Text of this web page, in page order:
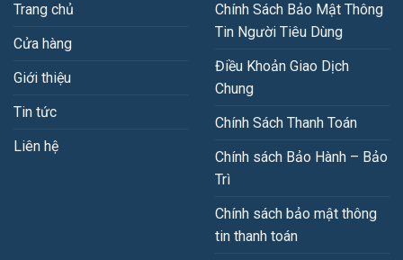
Trang chủ
Cửa hàng
Giới thiệu
Tin tức
Liên hệ
Chính Sách Bảo Mật Thông
Tin Người Tiêu Dùng
Điều Khoản Giao Dịch
Chung
Chính Sách Thanh Toán
Chính sách Bảo Hành – Bảo
Trì
Chính sách bảo mật thông
tin thanh toán